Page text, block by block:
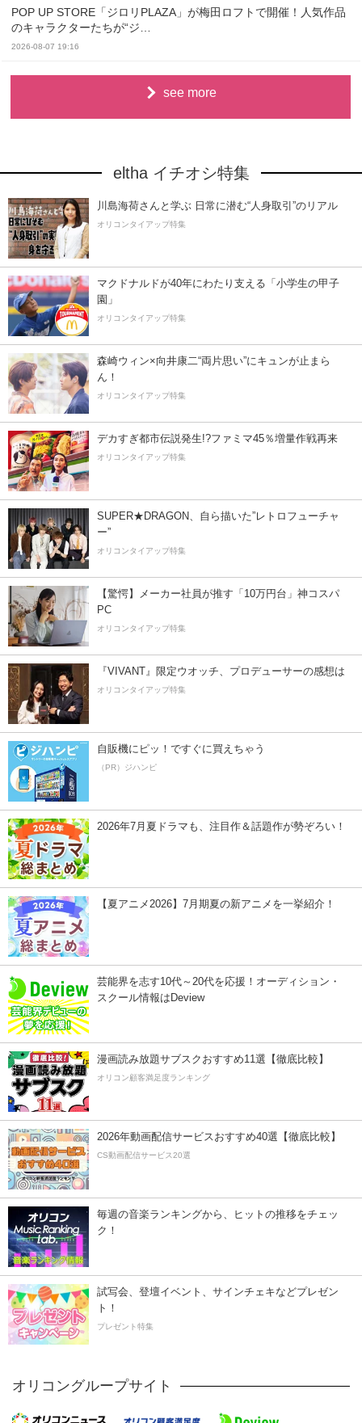
POP UP STORE「ジロリPLAZA」が梅田ロフトで開催！人気作品
のキャラクターたちが“ジ…
2026-08-07 19:16
see more
eltha イチオシ特集
川島海荷さんと学ぶ 日常に潜む“人身取引”のリアル
オリコンタイアップ特集
マクドナルドが40年にわたり支える「小学生の甲子
園」
オリコンタイアップ特集
森崎ウィン×向井康二“両片思い”にキュンが止まら
ん！
オリコンタイアップ特集
デカすぎ都市伝説発生!?ファミマ45％増量作戦再来
オリコンタイアップ特集
SUPER★DRAGON、自ら描いた”レトロフューチャ
ー”
オリコンタイアップ特集
【驚愕】メーカー社員が推す「10万円台」神コスパ
PC
オリコンタイアップ特集
『VIVANT』限定ウオッチ、プロデューサーの感想は
オリコンタイアップ特集
自販機にピッ！ですぐに買えちゃう
（PR）ジハンピ
2026年7月夏ドラマも、注目作＆話題作が勢ぞろい！
【夏アニメ2026】7月期夏の新アニメを一挙紹介！
芸能界を志す10代～20代を応援！オーディション・
スクール情報はDeview
漫画読み放題サブスクおすすめ11選【徹底比較】
オリコン顧客満足度ランキング
2026年動画配信サービスおすすめ40選【徹底比較】
CS動画配信サービス20選
毎週の音楽ランキングから、ヒットの推移をチェッ
ク！
試写会、登壇イベント、サインチェキなどプレゼン
ト！
プレゼント特集
オリコングループサイト